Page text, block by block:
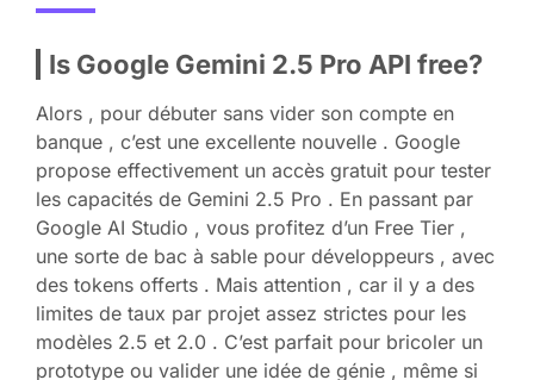
Is Google Gemini 2.5 Pro API free?
Alors , pour débuter sans vider son compte en
banque , c’est une excellente nouvelle . Google
propose effectivement un accès gratuit pour tester
les capacités de Gemini 2.5 Pro . En passant par
Google AI Studio , vous profitez d’un Free Tier ,
une sorte de bac à sable pour développeurs , avec
des tokens offerts . Mais attention , car il y a des
limites de taux par projet assez strictes pour les
modèles 2.5 et 2.0 . C’est parfait pour bricoler un
prototype ou valider une idée de génie , même si